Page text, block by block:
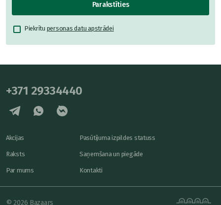
Parakstīties
Piekrītu personas datu apstrādei
+371 29334440
Akcijas
Raksts
Par mums
Pasūtījuma izpildes statuss
Saņemšana un piegāde
Kontakti
© 2026 Bazaars